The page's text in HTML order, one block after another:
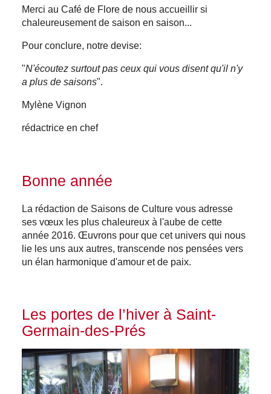
Merci au Café de Flore de nous accueillir si
chaleureusement de saison en saison...
Pour conclure, notre devise:
"N'écoutez surtout pas ceux qui vous disent qu'il n'y
a plus de saisons".
Mylène Vignon
rédactrice en chef
Bonne année
La rédaction de Saisons de Culture vous adresse
ses vœux les plus chaleureux à l'aube de cette
année 2016. Œuvrons pour que cet univers qui nous
lie les uns aux autres, transcende nos pensées vers
un élan harmonique d'amour et de paix.
Les portes de l’hiver à Saint-
Germain-des-Prés